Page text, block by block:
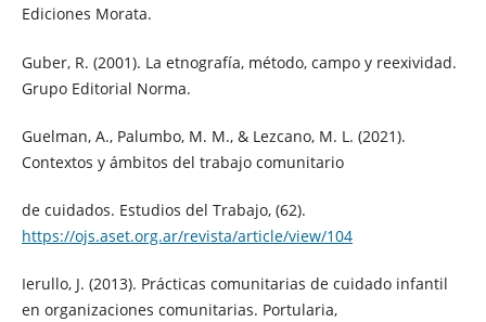
Ediciones Morata.
Guber, R. (2001). La etnografía, método, campo y reexividad.
Grupo Editorial Norma.
Guelman, A., Palumbo, M. M., & Lezcano, M. L. (2021).
Contextos y ámbitos del trabajo comunitario
de cuidados. Estudios del Trabajo, (62).
https://ojs.aset.org.ar/revista/article/view/104
Ierullo, J. (2013). Prácticas comunitarias de cuidado infantil
en organizaciones comunitarias. Portularia,